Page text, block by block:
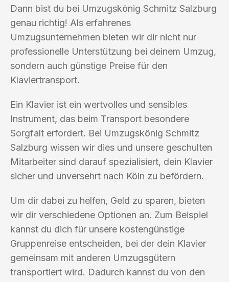
Dann bist du bei Umzugskönig Schmitz Salzburg
genau richtig! Als erfahrenes
Umzugsunternehmen bieten wir dir nicht nur
professionelle Unterstützung bei deinem Umzug,
sondern auch günstige Preise für den
Klaviertransport.
Ein Klavier ist ein wertvolles und sensibles
Instrument, das beim Transport besondere
Sorgfalt erfordert. Bei Umzugskönig Schmitz
Salzburg wissen wir dies und unsere geschulten
Mitarbeiter sind darauf spezialisiert, dein Klavier
sicher und unversehrt nach Köln zu befördern.
Um dir dabei zu helfen, Geld zu sparen, bieten
wir dir verschiedene Optionen an. Zum Beispiel
kannst du dich für unsere kostengünstige
Gruppenreise entscheiden, bei der dein Klavier
gemeinsam mit anderen Umzugsgütern
transportiert wird. Dadurch kannst du von den